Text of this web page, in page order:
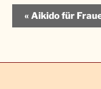
e
« Aikido für